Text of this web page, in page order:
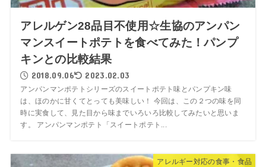
アレルゲン28品目不使用☆生協のアンパン
マンスイートポテトを食べてみた！パンプ
キンとの比較結果
2018.09.06 2023.02.03
アンパンマンポテトシリーズのスイートポテト味とパンプキン味
は、ほのかに甘くてとっても美味しい！ 今回は、この２つの味を同
時に実食して、見た目から味までいろいろ比較してみたいと思いま
す。 アンパンマンポテト「スイートポテト...
アレルギー対応の食事・食品